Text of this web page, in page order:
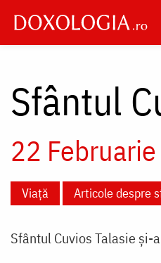
main
Sfântul
22 Februarie
Viață Articole despre
Sfântul Cuvios Talasie